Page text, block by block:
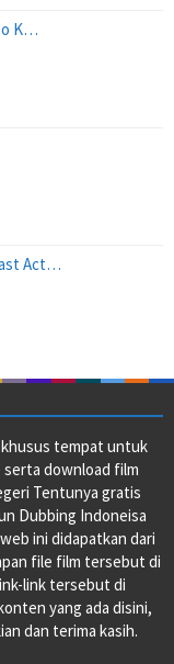
K…
Act…
tempat untuk
download film
Tentunya gratis
Dubbing Indoneisa
ini didapatkan dari
file film tersebut di
link tersebut di
yang ada disini,
dan terima kasih.